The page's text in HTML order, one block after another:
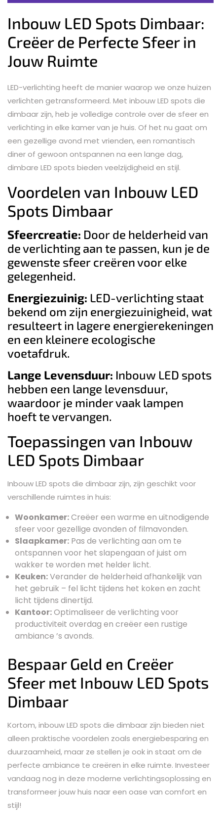
Inbouw LED Spots Dimbaar:
Creëer de Perfecte Sfeer in
Jouw Ruimte
LED-verlichting heeft de manier waarop we onze huizen
verlichten getransformeerd. Met inbouw LED spots die
dimbaar zijn, heb je volledige controle over de sfeer en
verlichting in elke kamer van je huis. Of het nu gaat om
een gezellige avond met vrienden, een romantisch
diner of gewoon ontspannen na een lange dag,
dimbare LED spots bieden veelzijdigheid en stijl.
Voordelen van Inbouw LED
Spots Dimbaar
Sfeercreatie: Door de helderheid van
de verlichting aan te passen, kun je de
gewenste sfeer creëren voor elke
gelegenheid.
Energiezuinig: LED-verlichting staat
bekend om zijn energiezuinigheid, wat
resulteert in lagere energierekeningen
en een kleinere ecologische
voetafdruk.
Lange Levensduur: Inbouw LED spots
hebben een lange levensduur,
waardoor je minder vaak lampen
hoeft te vervangen.
Toepassingen van Inbouw
LED Spots Dimbaar
Inbouw LED spots die dimbaar zijn, zijn geschikt voor
verschillende ruimtes in huis:
Woonkamer:Creëer een warme en uitnodigende
sfeer voor gezellige avonden of filmavonden.
Slaapkamer: Pas de verlichting aan om te
ontspannen voor het slapengaan of juist om
wakker te worden met helder licht.
Keuken:Verander de helderheid afhankelijk van
het gebruik – fel licht tijdens het koken en zacht
licht tijdens dinertijd.
Kantoor:Optimaliseer de verlichting voor
productiviteit overdag en creëer een rustige
ambiance ’s avonds.
Bespaar Geld en Creëer
Sfeer met Inbouw LED Spots
Dimbaar
Kortom, inbouw LED spots die dimbaar zijn bieden niet
alleen praktische voordelen zoals energiebesparing en
duurzaamheid, maar ze stellen je ook in staat om de
perfecte ambiance te creëren in elke ruimte. Investeer
vandaag nog in deze moderne verlichtingsoplossing en
transformeer jouw huis naar een oase van comfort en
stijl!